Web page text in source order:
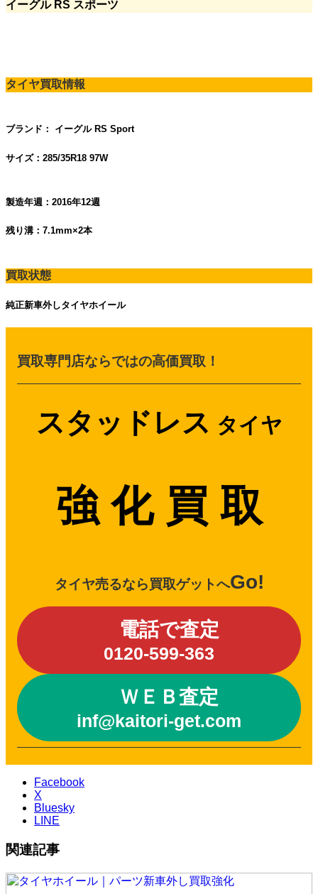
イーグル RS スポーツ
タイヤ買取情報
ブランド： イーグル RS Sport
サイズ：285/35R18 97W
製造年週：2016年12週
残り溝：7.1mm×2本
買取状態
純正新車外しタイヤホイール
買取専門店ならではの高価買取！
スタッドレス タイヤ
強 化 買 取
タイヤ売るなら買取ゲットへGo!
電話で査定
0120-599-363
ＷＥＢ査定
inf@kaitori-get.com
Facebook
X
Bluesky
LINE
関連記事